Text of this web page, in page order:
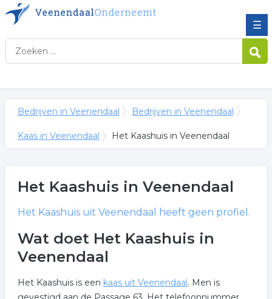
☰
Bedrijven in Veenendaal Bedrijven in Veenendaal
Kaas in Veenendaal Het Kaashuis in Veenendaal
Het Kaashuis in Veenendaal
Het Kaashuisuit Veenendaal heeft geen profiel.
Wat doet Het Kaashuis in
Veenendaal
Het Kaashuis is een kaas uit Veenendaal. Men is